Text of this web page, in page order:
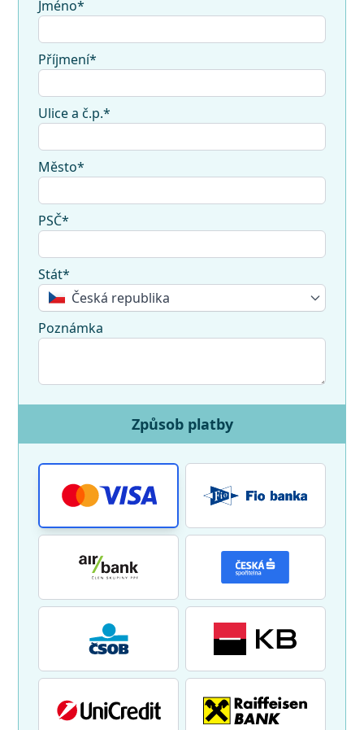
Jméno*
Příjmení*
Ulice a č.p.*
Město*
PSČ*
Stát*
Česká republika
Poznámka
Způsob platby